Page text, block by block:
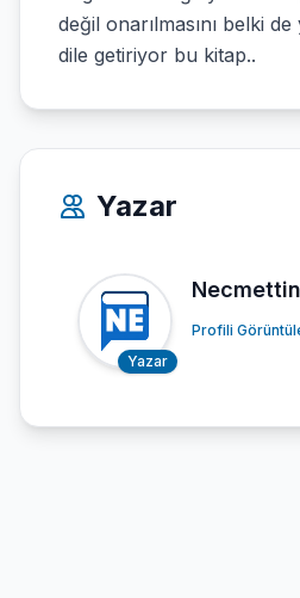
değil onarılmasını belki de
dile getiriyor bu kitap..
Yazar
Yazar
Profili